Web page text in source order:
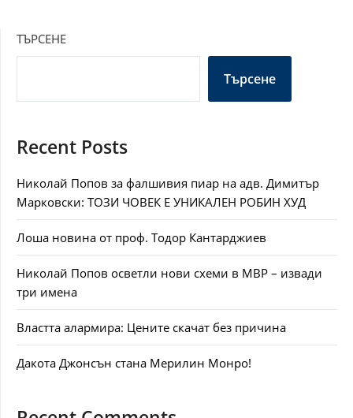
ТЪРСЕНЕ
Търсене
Recent Posts
Николай Попов за фалшивия пиар на адв. Димитър
Марковски: ТОЗИ ЧОВЕК Е УНИКАЛЕН РОБИН ХУД
Лоша новина от проф. Тодор Кантарджиев
Николай Попов осветли нови схеми в МВР – извади
три имена
Властта алармира: Цените скачат без причина
Дакота Джонсън стана Мерилин Монро!